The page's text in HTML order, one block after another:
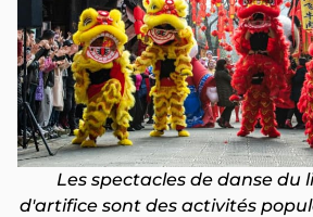
Les spectacles de danse du
d'artifice sont des activités